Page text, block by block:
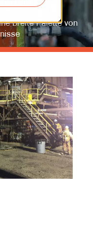
breite Palette von